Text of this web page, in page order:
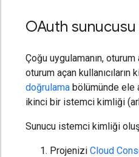
OAuth
Çoğu uygulamanın,
oturum açan
doğrulama bölümünde ele
ikinci bir istemci kimliği
Sunucu istemci kimliği
Projenizi Cloud